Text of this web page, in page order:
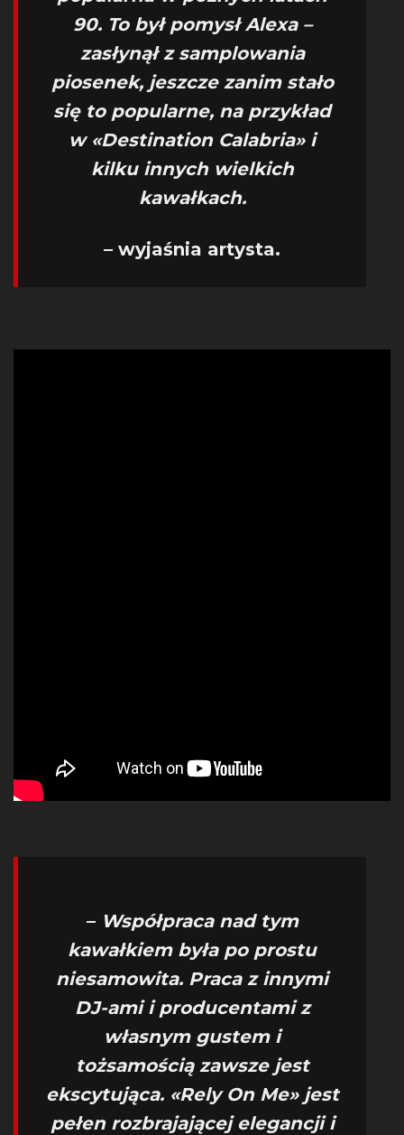
90. To był pomysł Alexa –
zasłynął z samplowania
piosenek, jeszcze zanim stało
się to popularne, na przykład
w «Destination Calabria» i
kilku innych wielkich
kawałkach.
– wyjaśnia artysta.
– Współpraca nad tym
kawałkiem była po prostu
niesamowita. Praca z innymi
DJ-ami i producentami z
własnym gustem i
tożsamością zawsze jest
ekscytująca. «Rely On Me» jest
pełen rozbrajającej elegancji i